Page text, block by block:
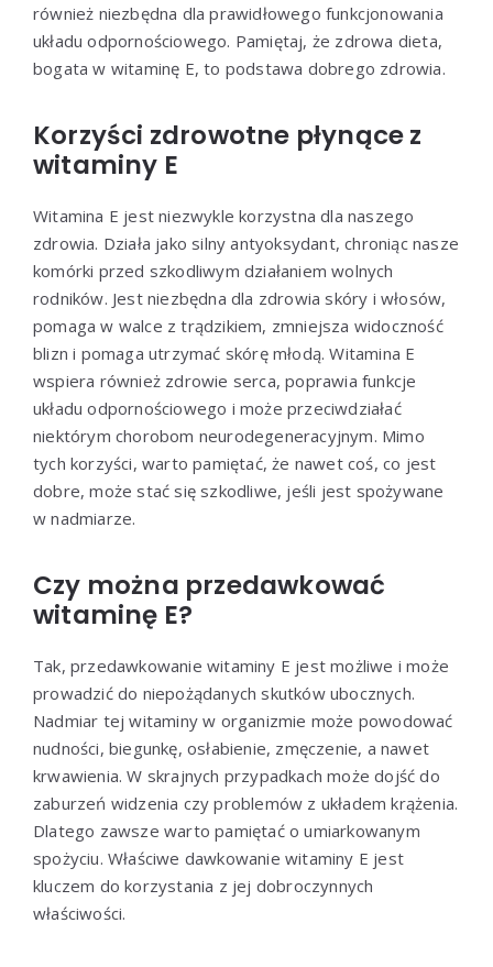
również niezbędna dla prawidłowego funkcjonowania
układu odpornościowego. Pamiętaj, że zdrowa dieta,
bogata w witaminę E, to podstawa dobrego zdrowia.
Korzyści zdrowotne płynące z
witaminy E
Witamina E jest niezwykle korzystna dla naszego
zdrowia. Działa jako silny antyoksydant, chroniąc nasze
komórki przed szkodliwym działaniem wolnych
rodników. Jest niezbędna dla zdrowia skóry i włosów,
pomaga w walce z trądzikiem, zmniejsza widoczność
blizn i pomaga utrzymać skórę młodą. Witamina E
wspiera również zdrowie serca, poprawia funkcje
układu odpornościowego i może przeciwdziałać
niektórym chorobom neurodegeneracyjnym. Mimo
tych korzyści, warto pamiętać, że nawet coś, co jest
dobre, może stać się szkodliwe, jeśli jest spożywane
w nadmiarze.
Czy można przedawkować
witaminę E?
Tak, przedawkowanie witaminy E jest możliwe i może
prowadzić do niepożądanych skutków ubocznych.
Nadmiar tej witaminy w organizmie może powodować
nudności, biegunkę, osłabienie, zmęczenie, a nawet
krwawienia. W skrajnych przypadkach może dojść do
zaburzeń widzenia czy problemów z układem krążenia.
Dlatego zawsze warto pamiętać o umiarkowanym
spożyciu. Właściwe dawkowanie witaminy E jest
kluczem do korzystania z jej dobroczynnych
właściwości.